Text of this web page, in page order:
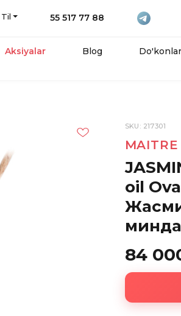
Til 55 517 77 88
Aksiyalar Blog Do'konlar
SKU: 217301
oil
84